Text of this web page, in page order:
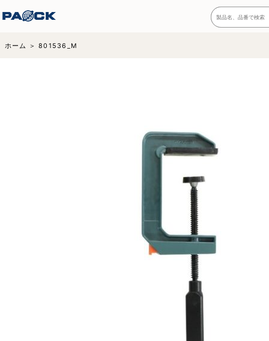
ホーム 801536_M